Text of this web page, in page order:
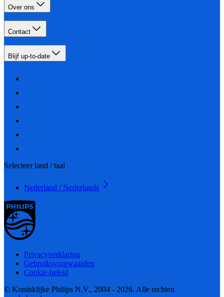
Over ons
Contact
Blijf up-to-date
Selecteer land / taal
Nederland / Nederlands
Privacyverklaring
Gebruiksvoorwaarden
Cookie-beleid
© Koninklijke Philips N.V., 2004 - 2026. Alle rechten